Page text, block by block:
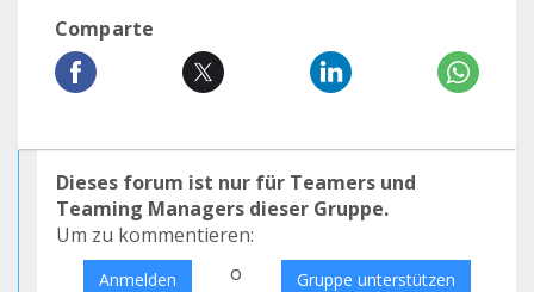
Comparte
Dieses forum ist nur für Teamers und
Teaming Managers dieser Gruppe.
Um zu kommentieren:
Anmelden o Gruppe unterstützen